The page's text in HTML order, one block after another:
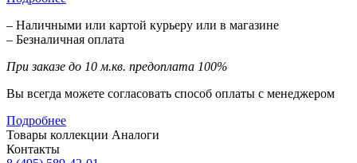
– Наличными или картой курьеру или в магазине
– Безналичная оплата
При заказе до 10 м.кв. предоплата 100%
Вы всегда можете согласовать способ оплаты с менеджером
Подробнее
Товары коллекции Аналоги
Контакты